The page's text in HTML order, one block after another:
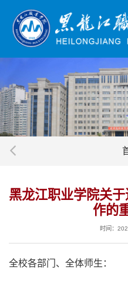
黑龙江职业学院关
作的
时间：
全校各部门、全体师生：